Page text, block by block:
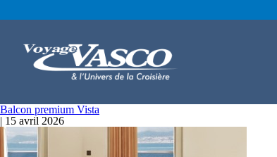
Balcon premium Vista
| 15 avril 2026